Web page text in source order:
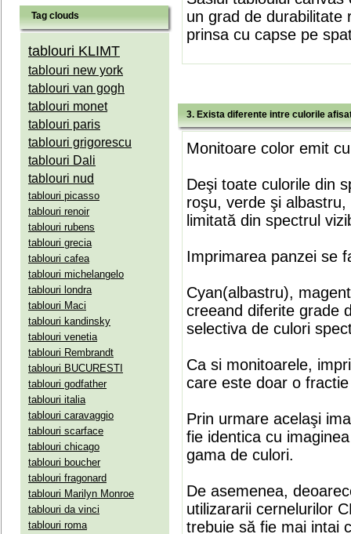
Tag clouds
tablouri KLIMT
tablouri new york
tablouri van gogh
tablouri monet
tablouri paris
tablouri grigorescu
tablouri Dali
tablouri nud
tablouri picasso
tablouri renoir
tablouri rubens
tablouri grecia
tablouri cafea
tablouri michelangelo
tablouri londra
tablouri Maci
tablouri kandinsky
tablouri venetia
tablouri Rembrandt
tablouri BUCURESTI
tablouri godfather
tablouri italia
tablouri caravaggio
tablouri scarface
tablouri chicago
tablouri boucher
tablouri fragonard
tablouri Marilyn Monroe
tablouri da vinci
tablouri roma
un grad de durabilitate
prinsa cu capse pe
3. Exista diferente intre culorile
Monitoare color emit
Deşi toate culorile din
roşu, verde şi
limitată din spectrul
Imprimarea panzei se
Cyan(albastru),
creeand diferite grade
selectiva de culori
Ca si monitoarele,
care este doar o
Prin urmare acelaşi
fie identica cu
gama de culori.
De asemenea,
utilizararii cernelurilor
trebuie să fie mai intai